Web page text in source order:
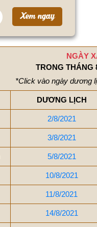
NGÀY
TRONG THÁNG
*Click vào ngày dương
DƯƠNG LỊCH
2/8/2021
3/8/2021
5/8/2021
10/8/2021
11/8/2021
14/8/2021